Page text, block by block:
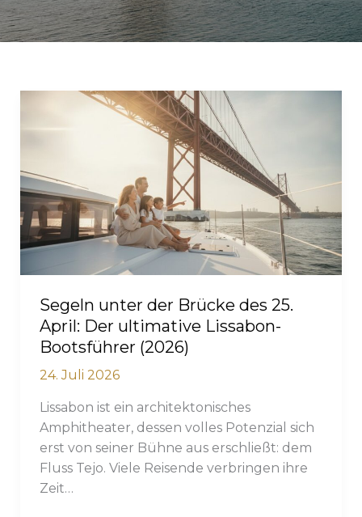
Segeln unter der Brücke des 25.
April: Der ultimative Lissabon-
Bootsführer (2026)
24. Juli 2026
Lissabon ist ein architektonisches
Amphitheater, dessen volles Potenzial sich
erst von seiner Bühne aus erschließt: dem
Fluss Tejo. Viele Reisende verbringen ihre
Zeit…